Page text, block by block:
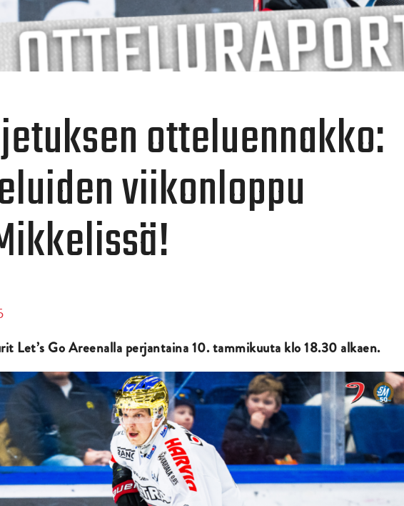
otteluennakko:
viikonloppu
Let’s Go Areenalla perjantaina 10. tammikuuta klo 18.30 alkaen.